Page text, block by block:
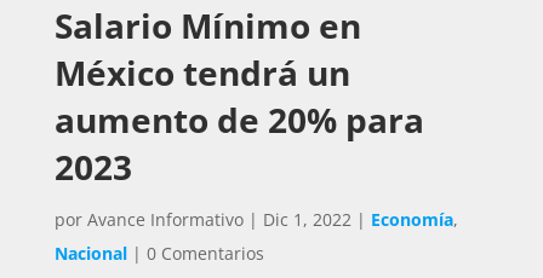
Salario Mínimo en
México tendrá un
aumento de 20% para
2023
por Avance Informativo| Dic 1, 2022| Economía,
Nacional| 0 Comentarios